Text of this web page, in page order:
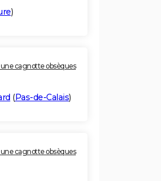
)
cagnotte obsèques
(Pas-de-Calais)
cagnotte obsèques